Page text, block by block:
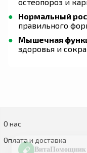
Нормальный
правильного
Мышечная
здоровья и
О нас
Оплата и доставка
ВитаПомощник